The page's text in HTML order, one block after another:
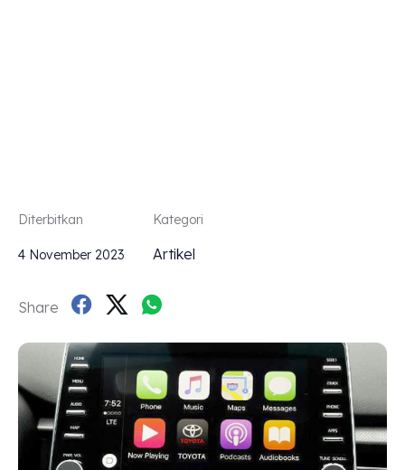
Diterbitkan
4 November 2023
Kategori
Artikel
Share